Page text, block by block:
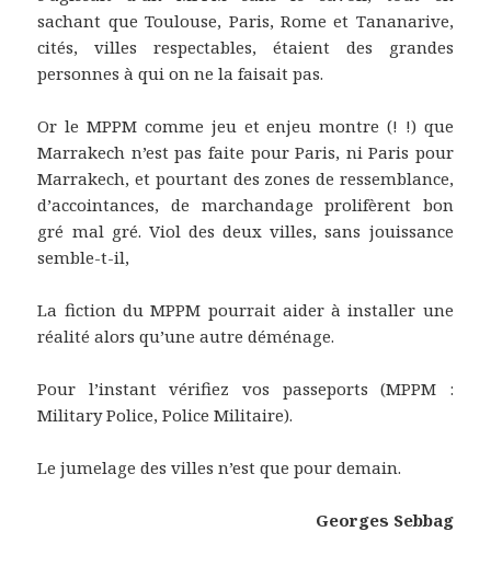
sachant que Toulouse, Paris, Rome et Tananarive,
cités, villes respectables, étaient des grandes
personnes à qui on ne la faisait pas.
Or le MPPM comme jeu et enjeu montre (! !) que
Marrakech n’est pas faite pour Paris, ni Paris pour
Marrakech, et pourtant des zones de ressemblance,
d’accointances, de marchandage prolifèrent bon
gré mal gré. Viol des deux villes, sans jouissance
semble-t-il,
La fiction du MPPM pourrait aider à installer une
réalité alors qu’une autre déménage.
Pour l’instant vérifiez vos passeports (MPPM :
Military Police, Police Militaire).
Le jumelage des villes n’est que pour demain.
Georges Sebbag